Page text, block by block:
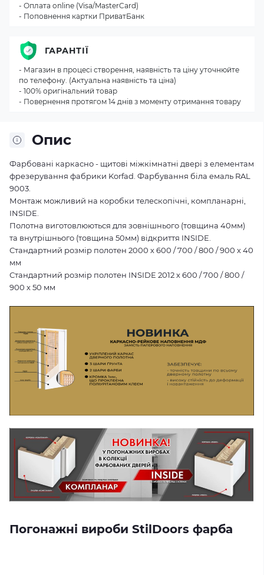
Опис
Фарбовані каркасно - щитові міжкімнатні двері з елементам
фрезерування фабрики Korfad. Фарбування біла емаль RAL
9003.
Монтаж можливий на коробки телескопічні, компланарні,
INSIDE.
Полотна виготовлюються для зовнішнього (товщина 40мм)
та внутрішнього (товщина 50мм) відкриття INSIDE.
Стандартний розмір полотен 2000 х 600 / 700 / 800 / 900 х 40
мм
Стандартний розмір полотен INSIDE 2012 х 600 / 700 / 800 /
900 х 50 мм
Погонажні вироби StilDoors фарба
- Оплата online (Visa/MasterCard)
- Поповнення картки ПриватБанк
ГАРАНТІЇ
- Магазин в процесі створення, наявність та ціну уточнюйте
по телефону. (Актуальна наявність та ціна)
- 100% оригінальний товар
- Повернення протягом 14 днів з моменту отримання товару